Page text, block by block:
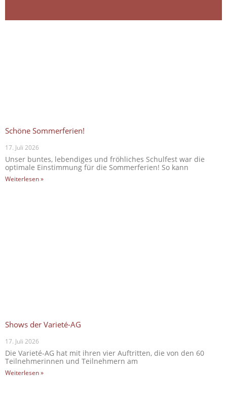
Schöne Sommerferien!
17. Juli 2026
Unser buntes, lebendiges und fröhliches Schulfest war die
optimale Einstimmung für die Sommerferien! So kann
Weiterlesen »
Shows der Varieté-AG
17. Juli 2026
Die Varieté-AG hat mit ihren vier Auftritten, die von den 60
Teilnehmerinnen und Teilnehmern am
Weiterlesen »